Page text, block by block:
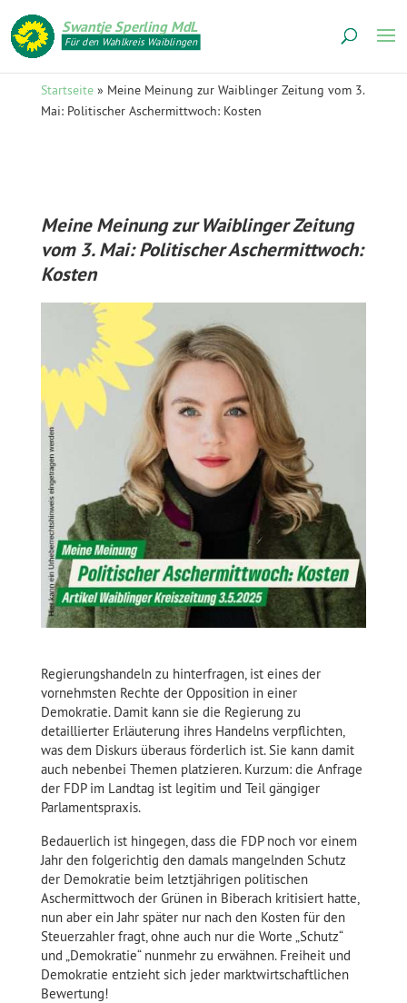
Swantje Sperling MdL
Für den Wahlkreis Waiblingen
Startseite» Meine Meinung zur Waiblinger Zeitung vom 3.
Mai: Politischer Aschermittwoch: Kosten
Meine Meinung zur Waiblinger Zeitung
vom 3. Mai: Politischer Aschermittwoch:
Kosten
Regierungshandeln zu hinterfragen, ist eines der
vornehmsten Rechte der Opposition in einer
Demokratie. Damit kann sie die Regierung zu
detaillierter Erläuterung ihres Handelns verpflichten,
was dem Diskurs überaus förderlich ist. Sie kann damit
auch nebenbei Themen platzieren. Kurzum: die Anfrage
der FDP im Landtag ist legitim und Teil gängiger
Parlamentspraxis.
Bedauerlich ist hingegen, dass die FDP noch vor einem
Jahr den folgerichtig den damals mangelnden Schutz
der Demokratie beim letztjährigen politischen
Aschermittwoch der Grünen in Biberach kritisiert hatte,
nun aber ein Jahr später nur nach den Kosten für den
Steuerzahler fragt, ohne auch nur die Worte „Schutz“
und „Demokratie“ nunmehr zu erwähnen. Freiheit und
Demokratie entzieht sich jeder marktwirtschaftlichen
Bewertung!